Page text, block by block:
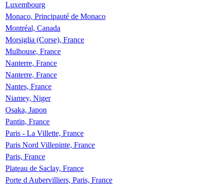
Luxembourg
Monaco, Principauté de Monaco
Montréal, Canada
Morsiglia (Corse), France
Mulhouse, France
Nanterre, France
Nanterre, France
Nantes, France
Niamey, Niger
Osaka, Japon
Pantin, France
Paris - La Villette, France
Paris Nord Villepinte, France
Paris, France
Plateau de Saclay, France
Porte d Aubervilliers, Paris, France